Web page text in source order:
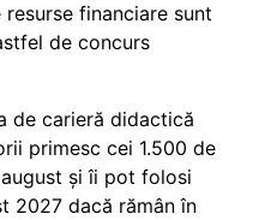
financiare sunt
de concurs
de carieră didactică
primesc cei 1.500 de
și îi pot folosi
2027 dacă rămân în